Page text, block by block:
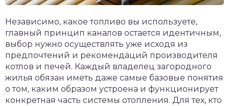
Независимо, какое топливо вы используете,
главный принцип каналов остается идентичным,
выбор нужно осуществлять уже исходя из
предпочтений и рекомендаций производителя
котлов и печей. Каждый владелец загородного
жилья обязан иметь даже самые базовые понятия
о том, каким образом устроена и функционирует
конкретная часть системы отопления. Для тех, кто